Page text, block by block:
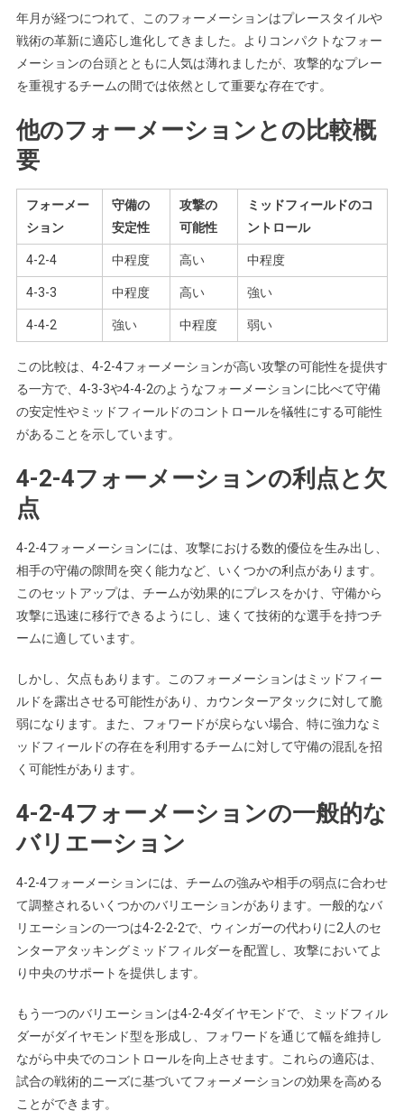
年月が経つにつれて、このフォーメーションはプレースタイルや
戦術の革新に適応し進化してきました。よりコンパクトなフォー
メーションの台頭とともに人気は薄れましたが、攻撃的なプレー
を重視するチームの間では依然として重要な存在です。
他のフォーメーションとの比較概
要
フォーメー
ション
守備の
安定性
攻撃の
可能性
ミッドフィールドのコ
ントロール
4-2-4 中程度 高い 中程度
4-3-3 中程度 高い 強い
4-4-2 強い 中程度 弱い
この比較は、4-2-4フォーメーションが高い攻撃の可能性を提供す
る一方で、4-3-3や4-4-2のようなフォーメーションに比べて守備
の安定性やミッドフィールドのコントロールを犠牲にする可能性
があることを示しています。
4-2-4フォーメーションの利点と欠
点
4-2-4フォーメーションには、攻撃における数的優位を生み出し、
相手の守備の隙間を突く能力など、いくつかの利点があります。
このセットアップは、チームが効果的にプレスをかけ、守備から
攻撃に迅速に移行できるようにし、速くて技術的な選手を持つチ
ームに適しています。
しかし、欠点もあります。このフォーメーションはミッドフィー
ルドを露出させる可能性があり、カウンターアタックに対して脆
弱になります。また、フォワードが戻らない場合、特に強力なミ
ッドフィールドの存在を利用するチームに対して守備の混乱を招
く可能性があります。
4-2-4フォーメーションの一般的な
バリエーション
4-2-4フォーメーションには、チームの強みや相手の弱点に合わせ
て調整されるいくつかのバリエーションがあります。一般的なバ
リエーションの一つは4-2-2-2で、ウィンガーの代わりに2人のセ
ンターアタッキングミッドフィルダーを配置し、攻撃においてよ
り中央のサポートを提供します。
もう一つのバリエーションは4-2-4ダイヤモンドで、ミッドフィル
ダーがダイヤモンド型を形成し、フォワードを通じて幅を維持し
ながら中央でのコントロールを向上させます。これらの適応は、
試合の戦術的ニーズに基づいてフォーメーションの効果を高める
ことができます。